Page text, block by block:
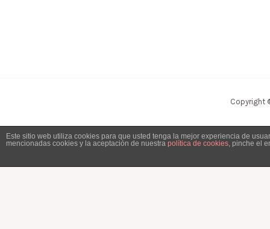
Copyright
Este sitio web utiliza cookies para que usted tenga la mejor experiencia de
mencionadas cookies y la aceptación de nuestra política de cookies , pinche el